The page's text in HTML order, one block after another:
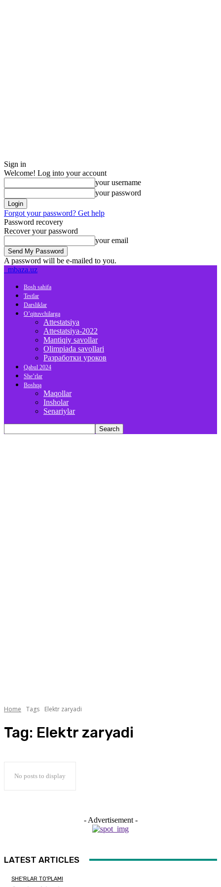
Sign in
Welcome! Log into your account
your username
your password
Forgot your password? Get help
Password recovery
Recover your password
your email
A password will be e-mailed to you.
mbaza.uz
Bosh sahifa
Testlar
Darsliklar
O’qituvchilarga
Attestatsiya
Attestatsiya-2022
Mantiqiy savollar
Olimpiada savollari
Разработки уроков
Qabul 2024
She’rlar
Boshqa
Maqollar
Insholar
Senariylar
Home Tags Elektr zaryadi
Tag: Elektr zaryadi
No posts to display
- Advertisement -
LATEST ARTICLES
SHE'RLAR TO'PLAMI